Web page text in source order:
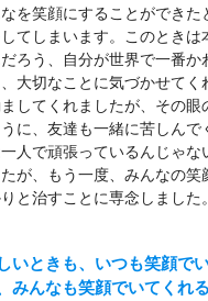
を笑顔にすることができ
てしまいます。このとき
ろう、自分が世界で一番
大切なことに気づかせて
してくれましたが、その
に、友達も一緒に苦しん
人で頑張っているんじゃ
が、もう一度、みんなの
と治すことに専念しました
いときも、いつも笑顔で
みんなも笑顔でいてくれ